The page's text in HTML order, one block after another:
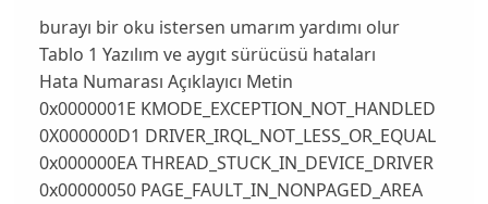
burayı bir oku istersen umarım yardımı olur
Tablo 1 Yazılım ve aygıt sürücüsü hataları
Hata Numarası Açıklayıcı Metin
0x0000001E KMODE_EXCEPTION_NOT_HANDLED
0X000000D1 DRIVER_IRQL_NOT_LESS_OR_EQUAL
0x000000EA THREAD_STUCK_IN_DEVICE_DRIVER
0x00000050 PAGE_FAULT_IN_NONPAGED_AREA